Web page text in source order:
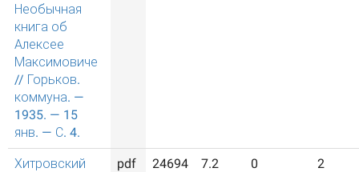
Необычная
книга об
Алексее
Максимовиче
// Горьков.
коммуна. —
1935. — 15
янв. — С. 4.
Хитровский
pdf 24694 7.2 0 2